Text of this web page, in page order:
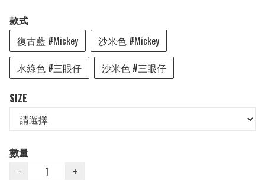
款式
復古藍 #Mickey
沙米色 #Mickey
水綠色 #三眼仔
沙米色 #三眼仔
SIZE
數量
−
+